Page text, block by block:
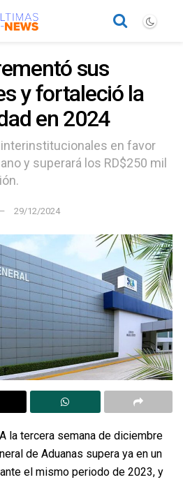
sus
y fortaleció la
en 2024
en favor
y superará los RD$250 mil
29/12/2024
A la tercera semana de diciembre
de Aduanas supera ya en un
el mismo periodo de 2023, y